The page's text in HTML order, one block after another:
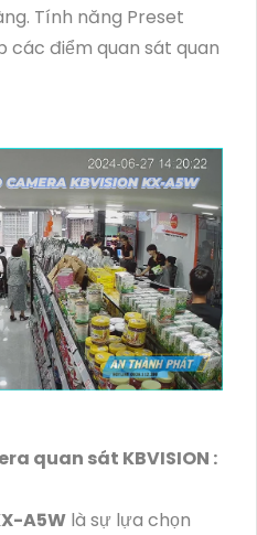
Tính năng Preset
các điểm quan sát quan
quan sát KBVISION :
A5W là sự lựa chọn